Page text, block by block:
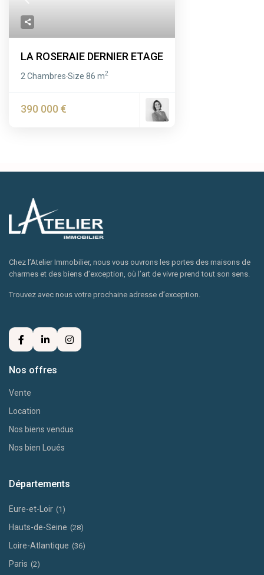
LA ROSERAIE DERNIER ETAGE
2 Chambres·Size86 m2
390 000 €
Chez l’Atelier Immobilier, nous vous ouvrons les portes des maisons de
charmes et des biens d’exception, où l’art de vivre prend tout son sens.
Trouvez avec nous votre prochaine adresse d’exception.
Nos offres
Vente
Location
Nos biens vendus
Nos bien Loués
Départements
Eure-et-Loir (1)
Hauts-de-Seine (28)
Loire-Atlantique (36)
Paris (2)